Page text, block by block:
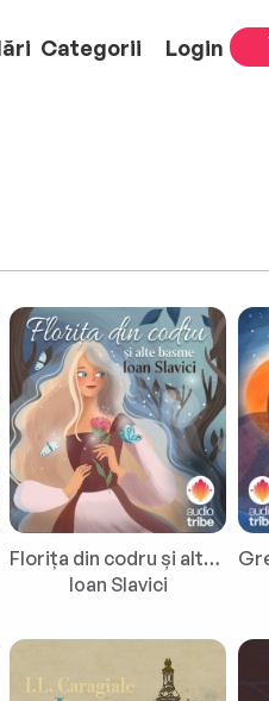
Categorii Login
Florița din codru și alte basme
Ioan Slavici